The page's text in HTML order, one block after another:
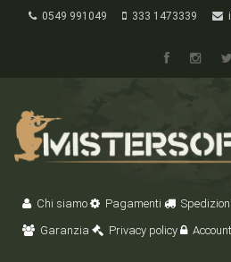
0549 991049 333 1473339
Chi siamo Pagamenti Spedizioni
Garanzia
Privacy policy Account